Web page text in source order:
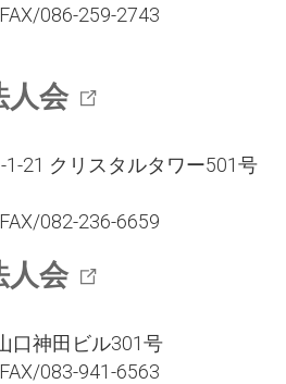
FAX/086-259-2743
人会
21 クリスタルタワー501号
FAX/082-236-6659
人会
口神田ビル301号
FAX/083-941-6563